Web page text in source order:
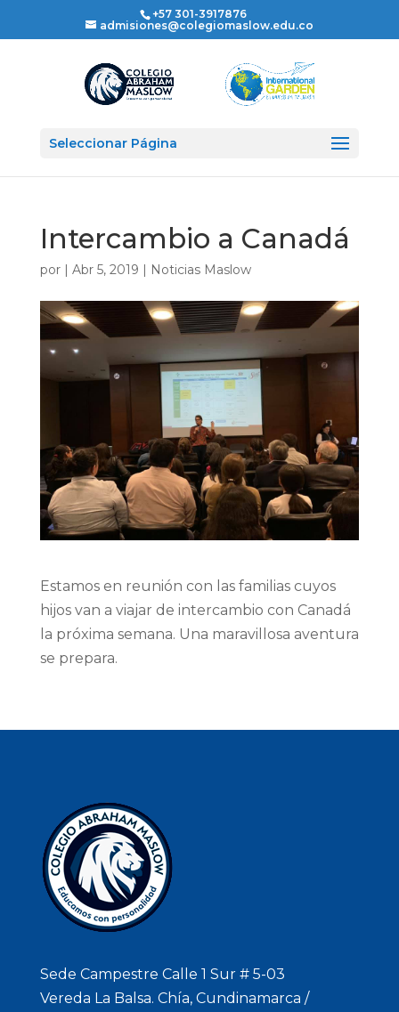
+57 301-3917876
admisiones@colegiomaslow.edu.co
Seleccionar Página
Intercambio a Canadá
por | Abr 5, 2019 | Noticias Maslow
Estamos en reunión con las familias cuyos
hijos van a viajar de intercambio con Canadá
la próxima semana. Una maravillosa aventura
se prepara.
Sede Campestre Calle 1 Sur # 5-03
Vereda La Balsa. Chía, Cundinamarca /